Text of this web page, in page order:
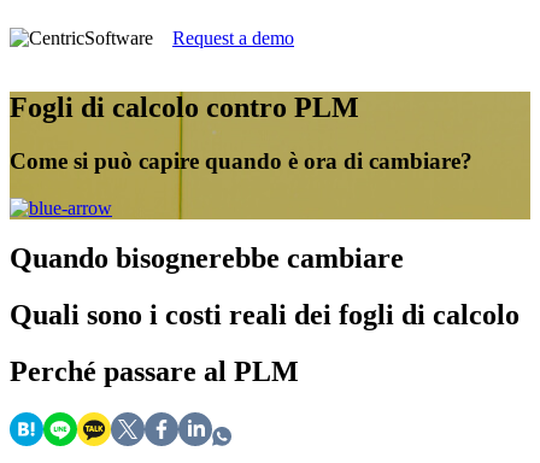
Request a demo
Fogli di calcolo contro PLM
Come si può capire quando è ora di cambiare?
Quando bisognerebbe cambiare
Quali sono i costi reali dei fogli di calcolo
Perché passare al PLM